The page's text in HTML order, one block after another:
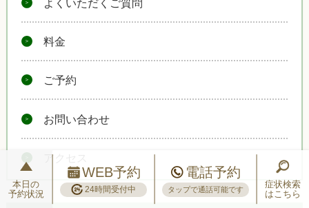
よくいただくご質問
料金
ご予約
お問い合わせ
アクセス
本日の
予約状況
WEB予約
24時間受付中
電話予約
タップで通話可能です
症状検索
はこちら